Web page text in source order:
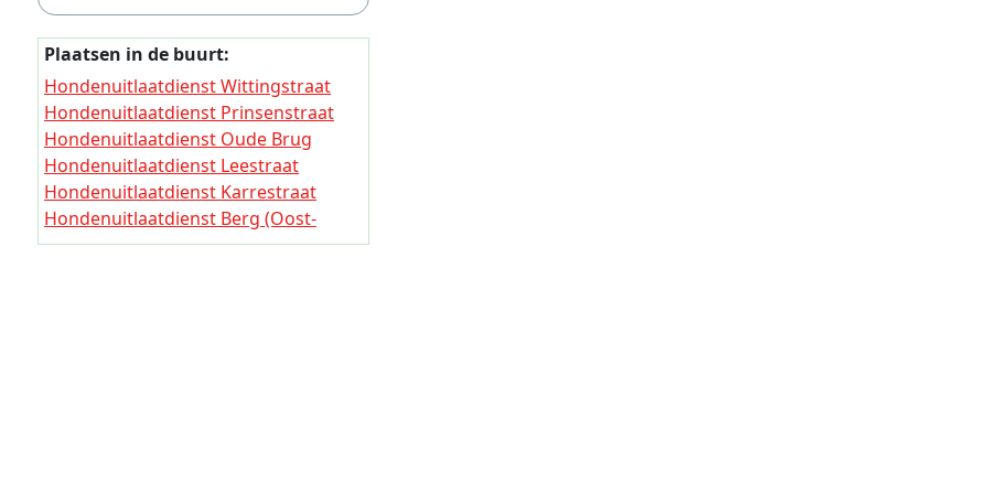
Plaatsen in de buurt:
Hondenuitlaatdienst Wittingstraat
Hondenuitlaatdienst Prinsenstraat
Hondenuitlaatdienst Oude Brug
Hondenuitlaatdienst Leestraat
Hondenuitlaatdienst Karrestraat
Hondenuitlaatdienst Berg (Oost-
Vlaanderen)